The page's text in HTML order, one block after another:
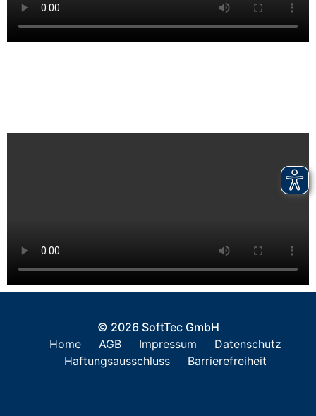
© 2026 SoftTec GmbH
Home
AGB Impressum
Datenschutz
Haftungsausschluss
Barrierefreiheit